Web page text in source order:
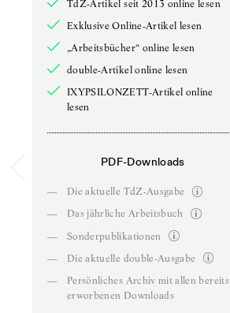
TdZ-Artikel seit 2013 online lesen
Exklusive Online-Artikel lesen
„Arbeitsbücher“ online lesen
double-Artikel online lesen
IXYPSILONZETT-Artikel online
lesen
PDF-Downloads
—
Die aktuelle TdZ-Ausgabe
—
Das jährliche Arbeitsbuch
—
Sonderpublikationen
—
Die aktuelle double-Ausgabe
—
Persönliches Archiv mit allen bereits
erworbenen Downloads